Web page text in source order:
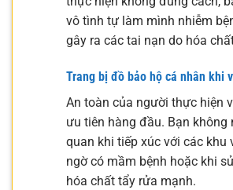
vô tình tự làm mình nhiễm
gây ra các tai nạn do hóa
Trang bị đồ bảo hộ cá nhân khi
An toàn của người thực hiện
ưu tiên hàng đầu. Bạn không
quan khi tiếp xúc với các khu
ngờ có mầm bệnh hoặc khi
hóa chất tẩy rửa mạnh.